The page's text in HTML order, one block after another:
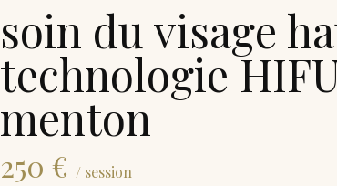
soin du visage
technologie
menton
250 € / session